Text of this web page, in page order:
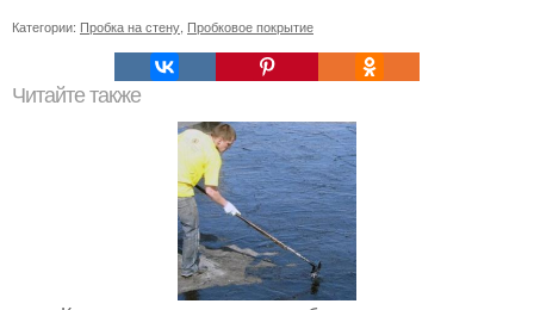
Категории: Пробка на стену Пробковое покрытие
Читайте также